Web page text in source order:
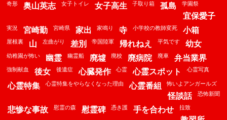
奇形 奥山英志 女子トイレ 女子高生 子取り箱 孤島 学園祭
宜保愛子
実況 宮崎勤 宮崎県 家出 家鳴り 寺 小学校の教師変死 小箱
屋根裏 山 左曲がり 差別 帝国陸軍 帰れねえ 平気です 幼女
幼稚園が怖い 幽霊 幽霊船 廃墟 廃校 廃病院 廃車 弁当業界
強制献血 後女 後遺症 心臓発作 心霊 心霊スポット 心霊写真
心霊特集 心霊特集をやらなくなった理由 心霊番組 怖いよアンガールズ
怪談話 恐怖新聞
悲惨な事故 慰霊の森 慰霊碑 憑き護 手を合わせ 拉致